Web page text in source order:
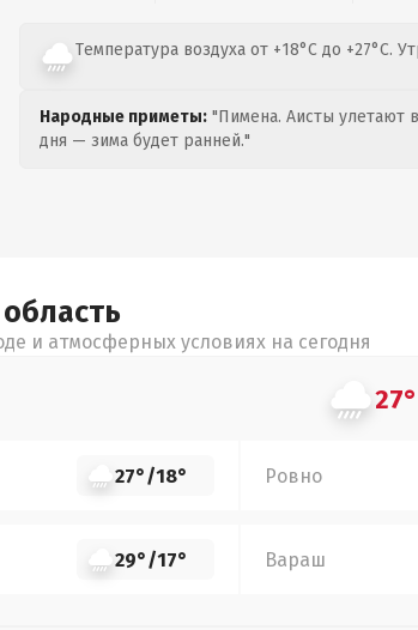
Температура воздуха от +18°C до +27°C.
Народные приметы: "Пимена. Аисты улетают
дня — зима будет ранней."
область
и атмосферных условиях на сегодня
27°
27°/18° Ровно
29°/17° Вараш